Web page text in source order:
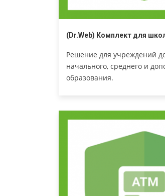
(Dr.Web) Комплект для
Решение для учреждений
начального, среднего и
образования.